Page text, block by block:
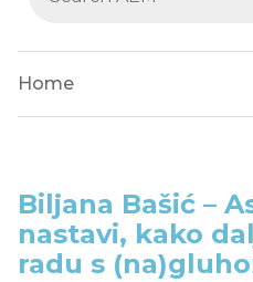
Home
Biljana Bašić –
nastavi, kako
radu s